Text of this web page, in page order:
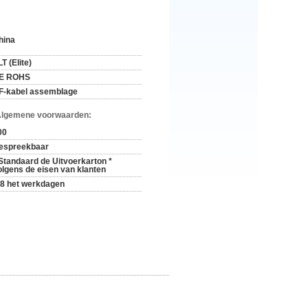
(Elite)
ROHS
kabel assemblage
voorwaarden:
de Uitvoerkarton *
de eisen van klanten
het werkdagen